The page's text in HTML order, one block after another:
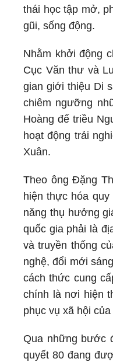
thái học tập mở,
gũi, sống động.
Nhằm khởi động
Cục Văn thư và
gian giới thiệu Di
chiêm ngưỡng
Hoàng đế triều
hoạt động trải
Xuân.
Theo ông Đặng
hiện thực hóa
năng thụ hưởng
quốc gia phải là
và truyền thống
nghệ, đổi mới
cách thức cung
chính là nơi hiện
phục vụ xã hội
Qua những bước
quyết 80 đang